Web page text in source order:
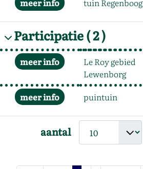
aantal
tuin Regenboog
Participatie( 2 )
Le Roy gebied
Lewenborg
puintuin